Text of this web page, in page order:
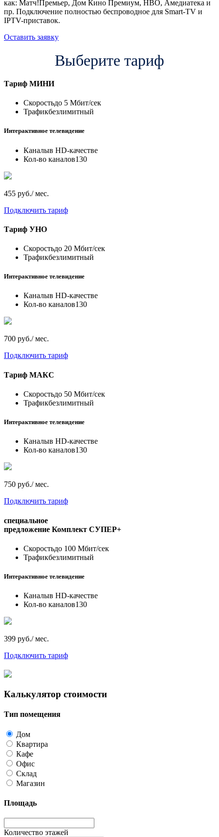
как: Матч!Премьер, Дом Кино Премиум, HBO, Амедиатека и
пр. Подключение полностью беспроводное для Smart-TV и
IPTV-приставок.
Оставить заявку
Выберите тариф
Тариф МИНИ
Скоростьдо 5 Мбит/сек
Трафикбезлимитный
Интерактивное телевидение
Каналыв HD-качестве
Кол-во каналов130
455 руб./ мес.
Подключить тариф
Тариф УНО
Скоростьдо 20 Мбит/сек
Трафикбезлимитный
Интерактивное телевидение
Каналыв HD-качестве
Кол-во каналов130
700 руб./ мес.
Подключить тариф
Тариф МАКС
Скоростьдо 50 Мбит/сек
Трафикбезлимитный
Интерактивное телевидение
Каналыв HD-качестве
Кол-во каналов130
750 руб./ мес.
Подключить тариф
специальное
предложение Комплект СУПЕР+
Скоростьдо 100 Мбит/сек
Трафикбезлимитный
Интерактивное телевидение
Каналыв HD-качестве
Кол-во каналов130
399 руб./ мес.
Подключить тариф
Калькулятор стоимости
Тип помещения
Дом
Квартира
Кафе
Офис
Склад
Магазин
Площадь
Количество этажей